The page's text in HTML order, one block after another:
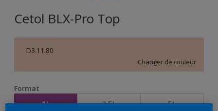
Cetol BLX-Pro Top
D3.11.80
Changer de couleur
Format
1L 2,5L 5L